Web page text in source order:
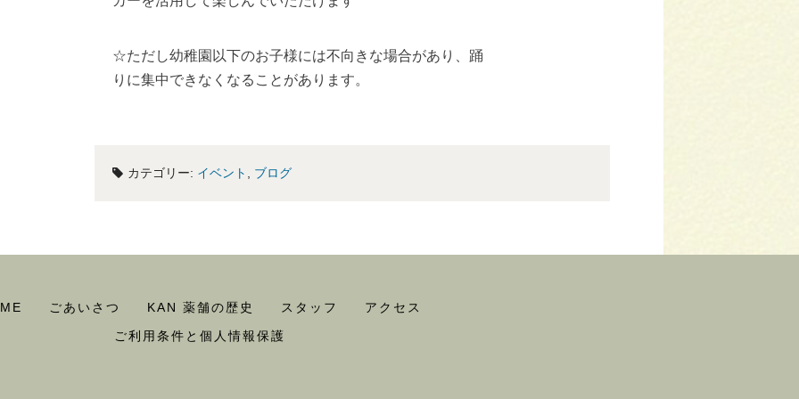
☆ただし幼稚園以下のお子様には不向きな場合があり、踊
りに集中できなくなることがあります。
カテゴリー: イベント ブログ
ごあいさつ KAN 薬舗の歴史 スタッフ
アクセス
ご利用条件と個人情報保護